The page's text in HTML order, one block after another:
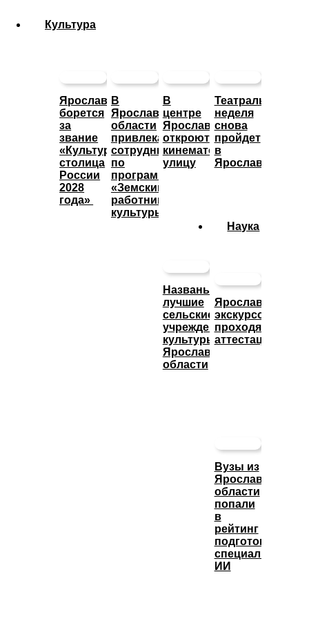
Культура
Ярославль
борется
за
звание
«Культурная
столица
России
2028
года»
В
Ярославской
области
привлекают
сотрудников
по
программе
«Земский
работник
культуры»
В
центре
Ярославле
откроют
кинематографическую
улицу
Театральная
неделя
снова
пройдет
в
Ярославле
Названы
лучшие
сельские
учреждения
культуры
Ярославской
области
Наука
Ярославские
экскурсоводы
проходят
аттестацию
Вузы из
Ярославской
области
попали
в
рейтинг
подготовки
специалистов
ИИ